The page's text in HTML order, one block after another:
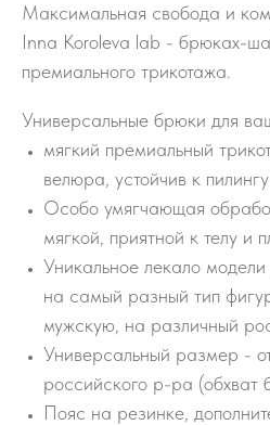
Максимальная свобода и
Inna Koroleva lab - брюках-
премиального трикотажа.
Универсальные брюки для
мягкий премиальный
велюра, устойчив к
Особо умягчающая
мягкой, приятной к телу и
Уникальное лекало
на самый разный тип
мужскую, на различный
Универсальный размер -
российского р-ра
Пояс на резинке,